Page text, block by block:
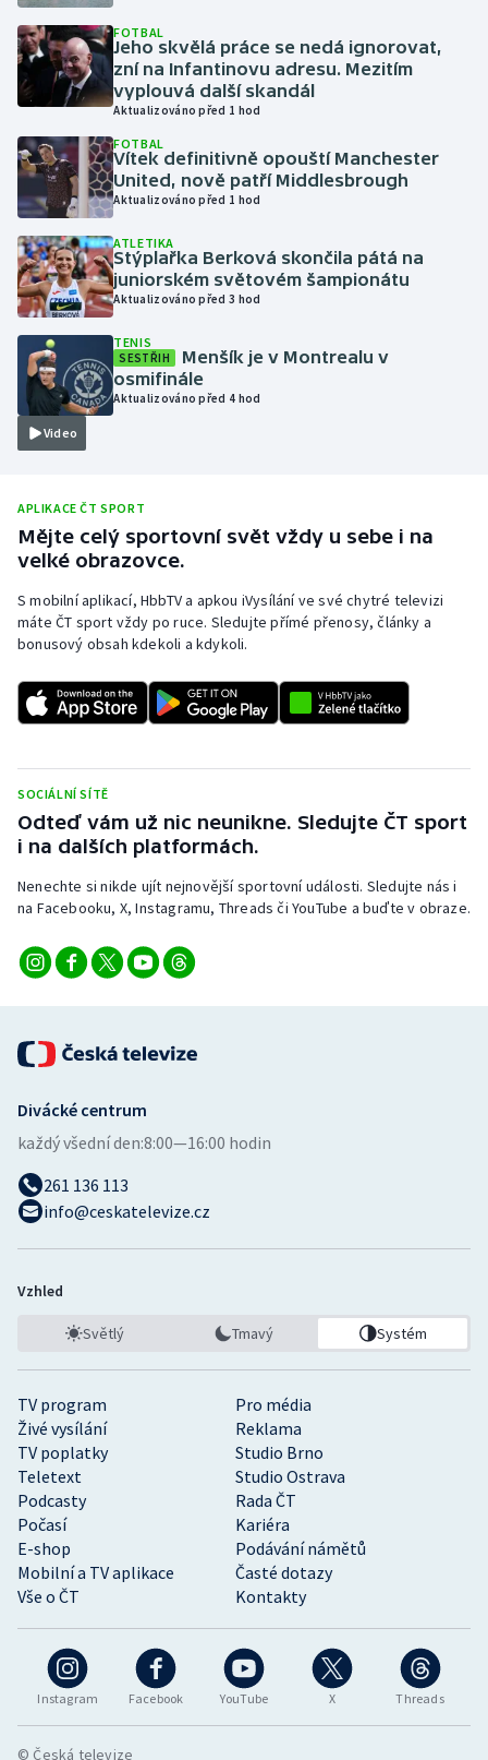
Judo
Krasobruslení
Lyže a snowboard
Moderní pětiboj
Motorsport
Parasport
Plavání
Ragby
Rychlobruslení
Rychlostní kanoistika
Short track
Stolní tenis
Triatlon
Veslování
Vodní slalom
Volejbal
Ostatní
FOTBAL
Jeho skvělá práce se nedá ignorovat,
zní na Infantinovu adresu. Mezitím
vyplouvá další skandál
Aktualizováno před 1 hod
FOTBAL
Vítek definitivně opouští Manchester
United, nově patří Middlesbrough
Aktualizováno před 1 hod
ATLETIKA
Stýplařka Berková skončila pátá na
juniorském světovém šampionátu
Aktualizováno před 3 hod
Video
TENIS
SESTŘIH
Menšík je v Montrealu v
osmifinále
Aktualizováno před 4 hod
APLIKACE ČT SPORT
Mějte celý sportovní svět vždy u sebe i na
velké obrazovce.
S mobilní aplikací, HbbTV a apkou iVysílání ve své chytré televizi
máte ČT sport vždy po ruce. Sledujte přímé přenosy, články a
bonusový obsah kdekoli a kdykoli.
SOCIÁLNÍ SÍTĚ
Odteď vám už nic neunikne. Sledujte ČT sport
i na dalších platformách.
Nenechte si nikde ujít nejnovější sportovní události. Sledujte nás i
na Facebooku, X, Instagramu, Threads či YouTube a buďte v obraze.
Instagram Facebook YouTube X Threads
TV program
Pro média
Živé vysílání
Reklama
TV poplatky
Studio Brno
Teletext
Studio Ostrava
Podcasty
Rada ČT
Počasí
Kariéra
E-shop
Podávání námětů
Mobilní a TV aplikace
Časté dotazy
Vše o ČT
Kontakty
Divácké centrum
každý všední den:8:00—16:00 hodin
261 136 113
info@ceskatelevize.cz
Vzhled
Světlý Tmavý Systém
© Česká televize